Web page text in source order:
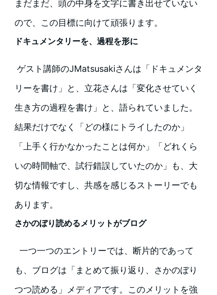
まだまだ、頭の中身を文字に書き出せていない
ので、この目標に向けて頑張ります。
ドキュメンタリーを、過程を形に
ゲスト講師のJMatsusakiさんは「ドキュメンタ
リーを書け」と、立花さんは「変化させていく
生き方の過程を書け」と、語られていました。
結果だけでなく「どの様にトライしたのか」
「上手く行かなかったことは何か」「どれくら
いの時間軸で、試行錯誤していたのか」も、大
切な情報ですし、共感を感じるストーリーでも
あります。
さかのぼり読めるメリットがブログ
一つ一つのエントリーでは、断片的であって
も、ブログは「まとめて振り返り、さかのぼり
つつ読める」メディアです。このメリットを強